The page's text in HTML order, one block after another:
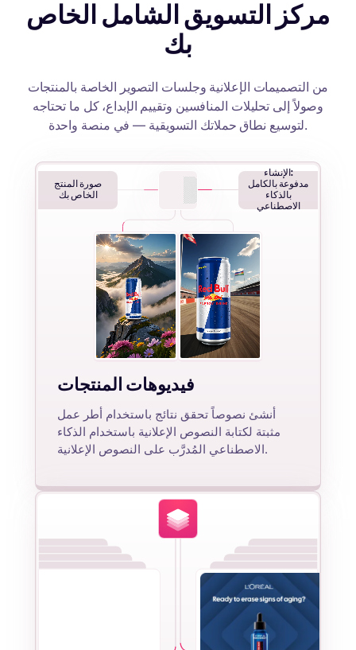
مركز التسويق الشامل الخاص
بك
من التصميمات الإعلانية وجلسات التصوير الخاصة بالمنتجات
وصولاً إلى تحليلات المنافسين وتقييم الإبداع، كل ما تحتاجه
لتوسيع نطاق حملاتك التسويقية — في منصة واحدة.
صورة المنتج
الخاص بك
الإنشاء:
مدفوعة بالكامل
بالذكاء
الاصطناعي
فيديوهات المنتجات
أنشئ نصوصاً تحقق نتائج باستخدام أطر عمل
مثبتة لكتابة النصوص الإعلانية باستخدام الذكاء
الاصطناعي المُدرَّب على النصوص الإعلانية.